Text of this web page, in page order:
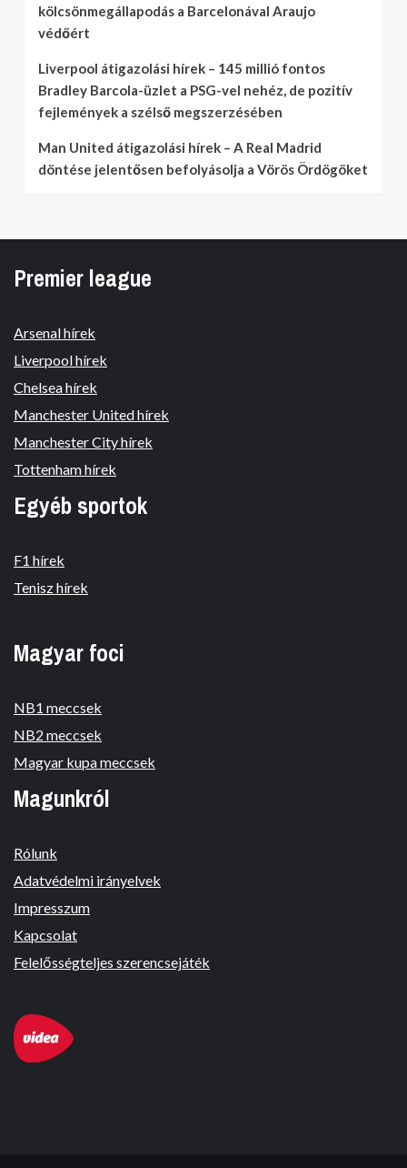
kölcsönmegállapodás a Barcelonával Araujo
védőért
Liverpool átigazolási hírek – 145 millió fontos
Bradley Barcola-üzlet a PSG-vel nehéz, de pozitív
fejlemények a szélső megszerzésében
Man United átigazolási hírek – A Real Madrid
döntése jelentősen befolyásolja a Vörös Ördögöket
Premier league
Arsenal hírek
Liverpool hírek
Chelsea hírek
Manchester United hírek
Manchester City hírek
Tottenham hírek
Egyéb sportok
F1 hírek
Tenisz hírek
Magyar foci
NB1 meccsek
NB2 meccsek
Magyar kupa meccsek
Magunkról
Rólunk
Adatvédelmi irányelvek
Impresszum
Kapcsolat
Felelősségteljes szerencsejáték